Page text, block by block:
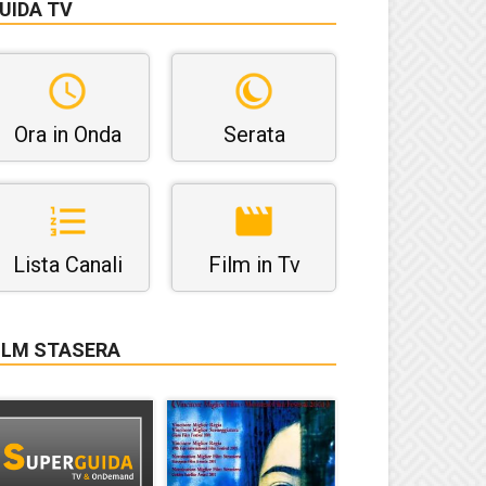
TV
Ora in Onda Serata
Lista Canali Film in Tv
STASERA